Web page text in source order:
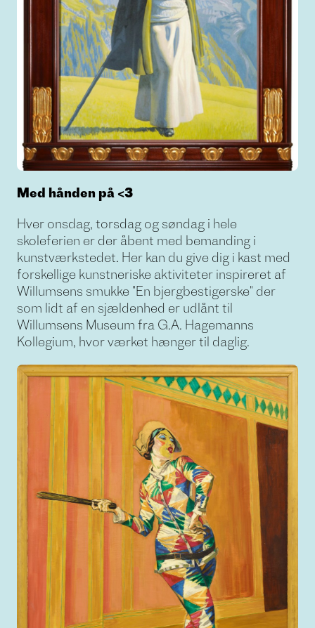
Med hånden på <3
Hver onsdag, torsdag og søndag i hele
skoleferien er der åbent med bemanding i
kunstværkstedet. Her kan du give dig i kast med
forskellige kunstneriske aktiviteter inspireret af
Willumsens smukke "En bjergbestigerske" der
som lidt af en sjældenhed er udlånt til
Willumsens Museum fra G.A. Hagemanns
Kollegium, hvor værket hænger til daglig.